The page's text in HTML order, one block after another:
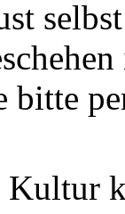
bitte
Kultur